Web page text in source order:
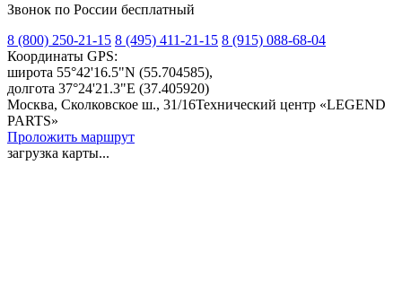
Звонок по России бесплатный
8 (800) 250-21-15 8 (495) 411-21-15 8 (915) 088-68-04
Координаты GPS:
широта 55°42'16.5"N (55.704585),
долгота 37°24'21.3"E (37.405920)
Москва, Сколковское ш., 31/16Технический центр «LEGEND
PARTS»
Проложить маршрут
загрузка карты...